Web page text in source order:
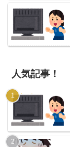
人気記事！